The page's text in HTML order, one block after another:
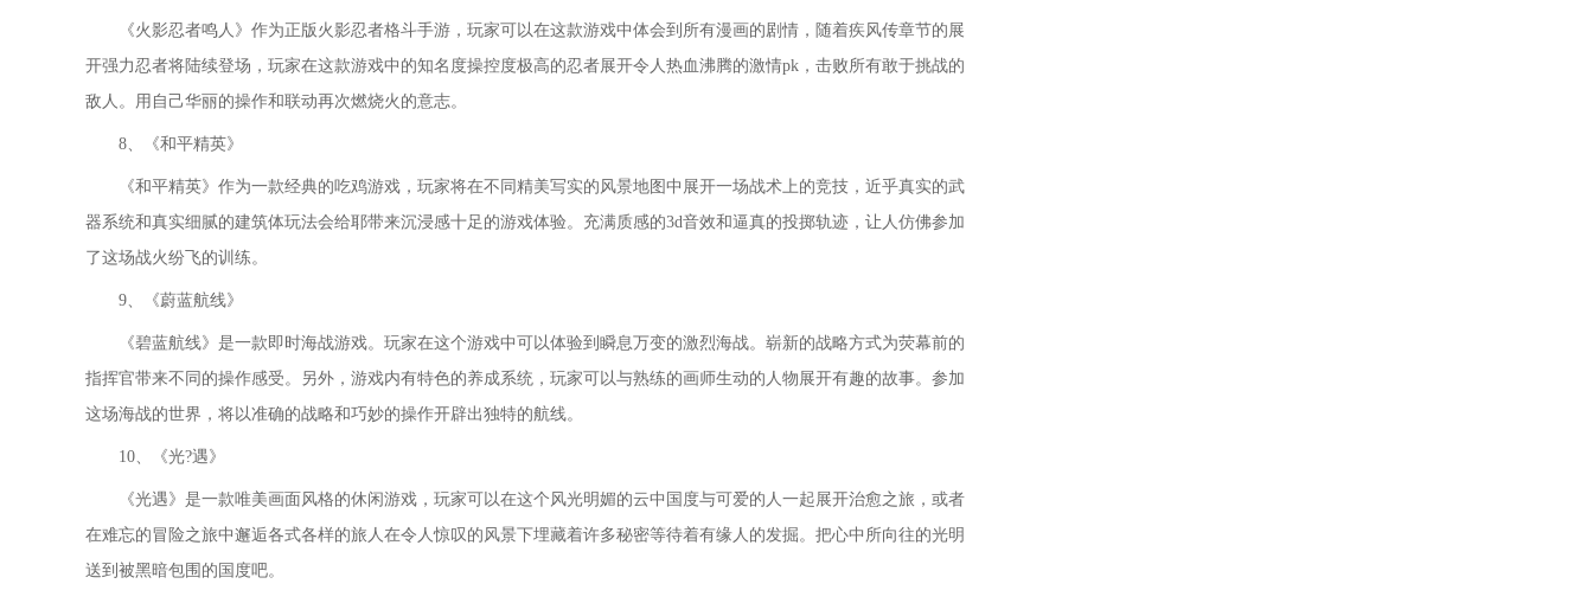
《火影忍者鸣人》作为正版火影忍者格斗手游，玩家可以在这款游戏中体会到所有漫画的剧情，随着疾风传章节的展
开强力忍者将陆续登场，玩家在这款游戏中的知名度操控度极高的忍者展开令人热血沸腾的激情pk，击败所有敢于挑战的
敌人。用自己华丽的操作和联动再次燃烧火的意志。
8、《和平精英》
《和平精英》作为一款经典的吃鸡游戏，玩家将在不同精美写实的风景地图中展开一场战术上的竞技，近乎真实的武
器系统和真实细腻的建筑体玩法会给耶带来沉浸感十足的游戏体验。充满质感的3d音效和逼真的投掷轨迹，让人仿佛参加
了这场战火纷飞的训练。
9、《蔚蓝航线》
《碧蓝航线》是一款即时海战游戏。玩家在这个游戏中可以体验到瞬息万变的激烈海战。崭新的战略方式为荧幕前的
指挥官带来不同的操作感受。另外，游戏内有特色的养成系统，玩家可以与熟练的画师生动的人物展开有趣的故事。参加
这场海战的世界，将以准确的战略和巧妙的操作开辟出独特的航线。
10、《光?遇》
《光遇》是一款唯美画面风格的休闲游戏，玩家可以在这个风光明媚的云中国度与可爱的人一起展开治愈之旅，或者
在难忘的冒险之旅中邂逅各式各样的旅人在令人惊叹的风景下埋藏着许多秘密等待着有缘人的发掘。把心中所向往的光明
送到被黑暗包围的国度吧。